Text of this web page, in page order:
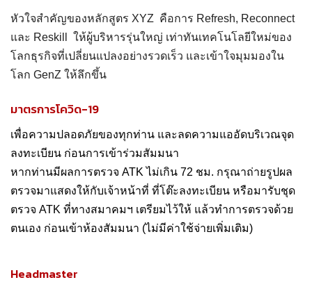
หัวใจสำคัญของหลักสูตร XYZ คือการ Refresh, Reconnect
และ Reskill ให้ผู้บริหารรุ่นใหญ่ เท่าทันเทคโนโลยีใหม่ของ
โลกธุรกิจที่เปลี่ยนแปลงอย่างรวดเร็ว และเข้าใจมุมมองใน
โลก GenZ ให้ลึกขึ้น
มาตรการโควิด-19
เพื่อความปลอดภัยของทุกท่าน และลดความแออัดบริเวณจุด
ลงทะเบียน ก่อนการเข้าร่วมสัมมนา
หากท่านมีผลการตรวจ ATK ไม่เกิน 72 ชม. กรุณาถ่ายรูปผล
ตรวจมาแสดงให้กับเจ้าหน้าที่ ที่โต๊ะลงทะเบียน หรือมารับชุด
ตรวจ ATK ที่ทางสมาคมฯ เตรียมไว้ให้ แล้วทำการตรวจด้วย
ตนเอง ก่อนเข้าห้องสัมมนา (ไม่มีค่าใช้จ่ายเพิ่มเติม)
Headmaster